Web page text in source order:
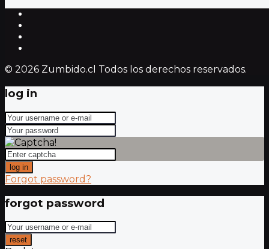
© 2026 Zumbido.cl Todos los derechos reservados.
log in
log in
Forgot password?
forgot password
reset